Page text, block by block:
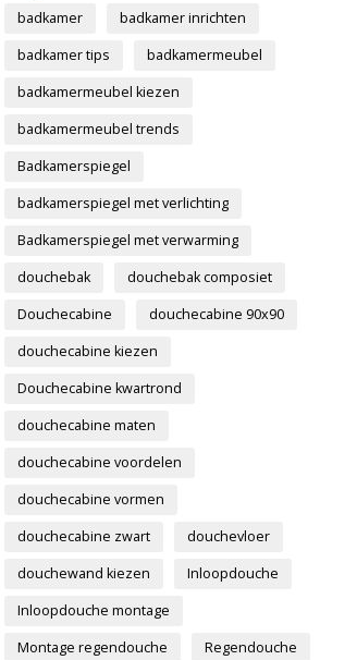
badkamer
badkamer inrichten
badkamer tips
badkamermeubel
badkamermeubel kiezen
badkamermeubel trends
Badkamerspiegel
badkamerspiegel met verlichting
Badkamerspiegel met verwarming
douchebak
douchebak composiet
Douchecabine
douchecabine 90x90
douchecabine kiezen
Douchecabine kwartrond
douchecabine maten
douchecabine voordelen
douchecabine vormen
douchecabine zwart
douchevloer
douchewand kiezen
Inloopdouche
Inloopdouche montage
Montage regendouche
Regendouche